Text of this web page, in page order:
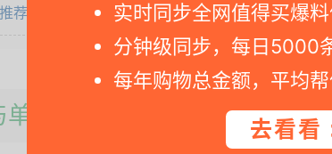
实时同步全网值得买爆
分钟级同步，每日5000
每年购物总金额，平均
去看看
反相机有什么区别？